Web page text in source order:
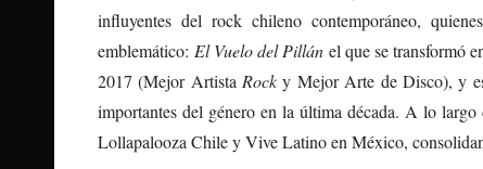
influyentes del rock chileno contemporáneo,
emblemático: El Vuelo del Pillán el que se transformó
2017 (Mejor Artista Rock y Mejor Arte de Disco), y
importantes del género en la última década. A lo
Lollapalooza Chile y Vive Latino en México,